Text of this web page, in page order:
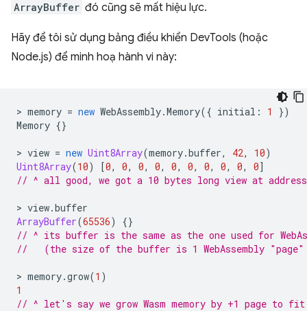
ArrayBuffer đó cũng sẽ mất hiệu lực.
Hãy để tôi sử dụng bảng điều khiển DevTools (hoặc
Node.js) để minh hoạ hành vi này:
> memory = new WebAssembly.Memory({ initial : 1
})
Memory {}
> view = new Uint8Array(memory.buffer, 42, 10)
Uint8Array(10) [0, 0, 0, 0, 0, 0, 0, 0, 0, 0]
// ^ all good, we got a 10 bytes long view at
> view.buffer
ArrayBuffer(65536)
{}
// ^ its buffer is the same as the one used for
//   (the size of the buffer is 1 WebAssembly "page"
> memory.grow(1 )
1
// ^ let's say we grow Wasm memory by +1 page to fit